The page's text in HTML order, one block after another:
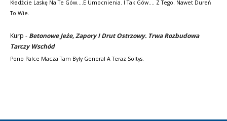
Kładźcie Laskę Na Te Gów....e Umocnienia. I Tak Gów.... Z Tego. Nawet Dureń
To Wie.
Kurp - Betonowe Jeże, Zapory I Drut Ostrzowy. Trwa Rozbudowa
Tarczy Wschód
Pono Palce Macza Tam Byly General A Teraz Soltys.